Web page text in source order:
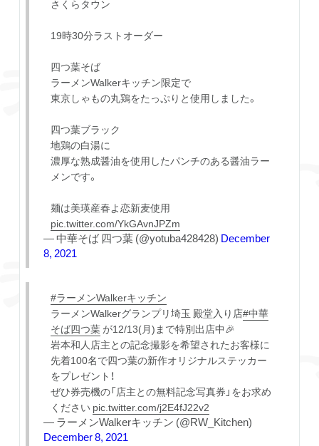
さくらタウン
19時30分ラストオーダー
四つ葉そば
ラーメンWalkerキッチン限定で
東京しゃもの丸鶏をたっぷりと使用しました。
四つ葉ブラック
地鶏の白湯に
濃厚な熟成醤油を使用したパンチのある醤油ラー
メンです。
麺は美瑛産春よ恋新麦使用
pic.twitter.com/YkGAvnJPZm
— 中華そば 四つ葉 (@yotuba428428) December
8, 2021
#ラーメンWalkerキッチン
ラーメンWalkerグランプリ埼玉 殿堂入り店#中華
そば四つ葉が12/13(月)まで特別出店中🎉
岩本和人店主との記念撮影を希望されたお客様に
先着100名で四つ葉の新作オリジナルステッカー
をプレゼント！
ぜひ券売機の「店主との無料記念写真券」をお求め
ください pic.twitter.com/j2E4fJ22v2
— ラーメンWalkerキッチン (@RW_Kitchen)
December 8, 2021